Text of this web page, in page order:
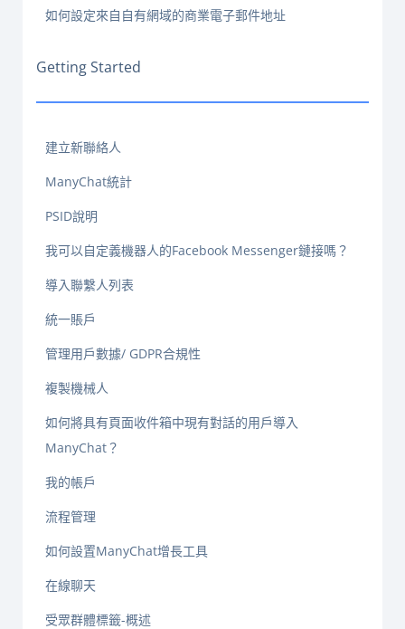
如何設定來自自有網域的商業電子郵件地址
Getting Started
建立新聯絡人
ManyChat統計
PSID說明
我可以自定義機器人的Facebook Messenger鏈接嗎？
導入聯繫人列表
統一賬戶
管理用戶數據/ GDPR合規性
複製機械人
如何將具有頁面收件箱中現有對話的用戶導入
ManyChat？
我的帳戶
流程管理
如何設置ManyChat增長工具
在線聊天
受眾群體標籤-概述